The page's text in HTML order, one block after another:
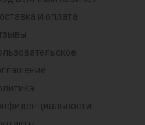
и оплата